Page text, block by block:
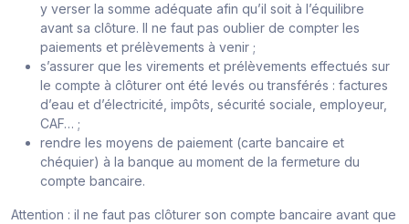
y verser la somme adéquate afin qu’il soit à l’équilibre
avant sa clôture. Il ne faut pas oublier de compter les
paiements et prélèvements à venir ;
s’assurer que les virements et prélèvements effectués sur
le compte à clôturer ont été levés ou transférés : factures
d’eau et d’électricité, impôts, sécurité sociale, employeur,
CAF… ;
rendre les moyens de paiement (carte bancaire et
chéquier) à la banque au moment de la fermeture du
compte bancaire.
Attention : il ne faut pas clôturer son compte bancaire avant que